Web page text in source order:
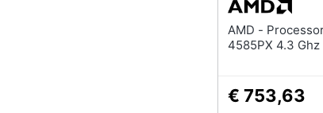
AMD - Processore Epyc-
€ 753,63